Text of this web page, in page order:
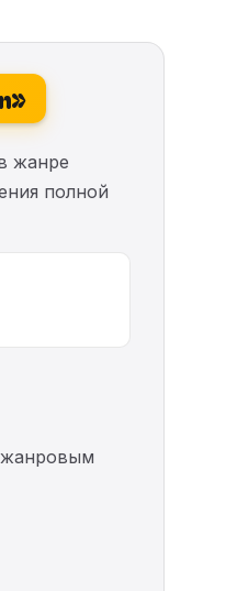
жанре
полной
жанровым